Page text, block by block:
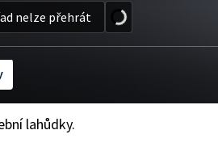
nelze přehrát
lahůdky.